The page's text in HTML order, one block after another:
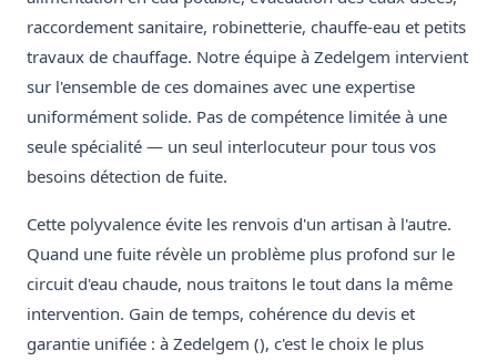
raccordement sanitaire, robinetterie, chauffe-eau et petits
travaux de chauffage. Notre équipe à Zedelgem intervient
sur l'ensemble de ces domaines avec une expertise
uniformément solide. Pas de compétence limitée à une
seule spécialité — un seul interlocuteur pour tous vos
besoins détection de fuite.
Cette polyvalence évite les renvois d'un artisan à l'autre.
Quand une fuite révèle un problème plus profond sur le
circuit d'eau chaude, nous traitons le tout dans la même
intervention. Gain de temps, cohérence du devis et
garantie unifiée : à Zedelgem (), c'est le choix le plus